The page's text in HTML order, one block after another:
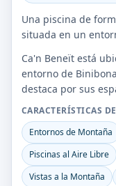
Una piscina de
situada en un
Ca'n Beneït está
entorno de
destaca por sus
CARACTERÍSTICAS
Entornos de Montaña
Piscinas al Aire Libre
Vistas a la Montaña